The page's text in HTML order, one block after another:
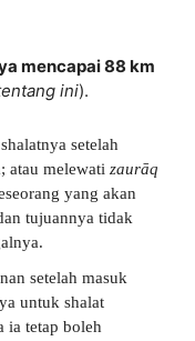
mencapai 88 km
ini).
setelah
atau melewati zaurāq
yang akan
tujuannya tidak
setelah masuk
untuk shalat
ia tetap boleh